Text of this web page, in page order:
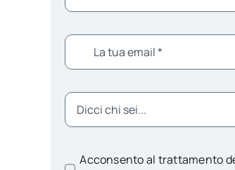
Acconsento al trattamento